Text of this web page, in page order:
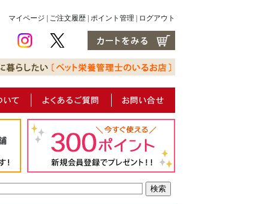
マイページ ご注文履歴 ポイント管理 ログアウト